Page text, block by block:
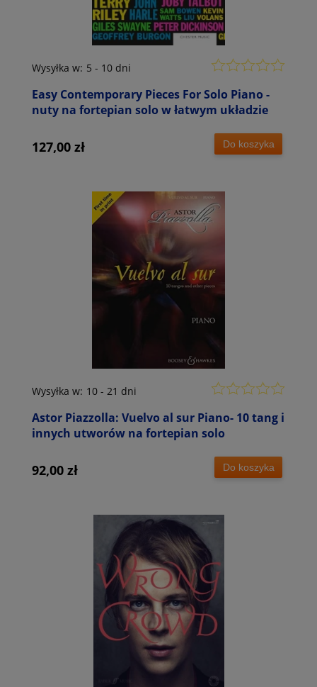
Easy Contemporary Pieces For Solo Piano -
nuty na fortepian solo w łatwym układzie
Wysyłka w: 5 - 10 dni
127,00 zł Do koszyka
Astor Piazzolla: Vuelvo al sur Piano- 10 tang i
innych utworów na fortepian solo
Wysyłka w: 10 - 21 dni
92,00 zł Do koszyka